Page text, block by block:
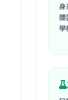
身
學